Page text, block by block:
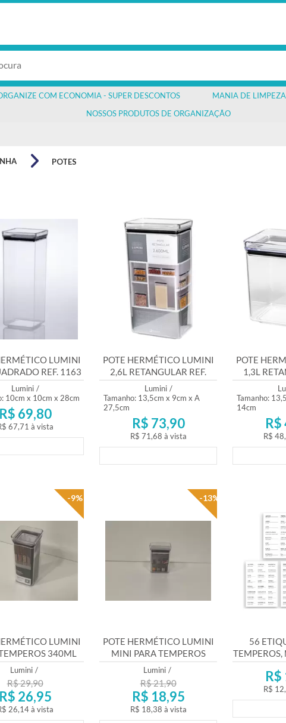
COM ECONOMIA - SUPER DESCONTOS MANIA DE LIMPEZA
NOSSOS PRODUTOS DE ORGANIZAÇÃO
POTES
LUMINI
REF. 1163
Lumini /
10cm x 10cm x 28cm
R$ 69,80
67,71 à vista
POTE HERMÉTICO LUMINI
2,6L RETANGULAR REF.
1169
Lumini /
Tamanho: 13,5cm x 9cm x A
27,5cm
R$ 73,90
R$ 71,68 à vista
POTE
1,3L
Tamanho:
14cm
R$
R$
-9%
LUMINI
340ML
REF. 1979
Lumini /
R$ 29,90
R$ 26,95
26,14à vista
-13%
POTE HERMÉTICO LUMINI
MINI PARA TEMPEROS
180ML REF. 1978
Lumini /
R$ 21,90
R$ 18,95
R$ 18,38 à vista
56
E
R$
R$